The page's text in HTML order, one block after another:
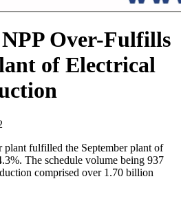
Over-Fulfills
of Electrical
plant fulfilled the September plant of
The schedule volume being 937
comprised over 1.70 billion